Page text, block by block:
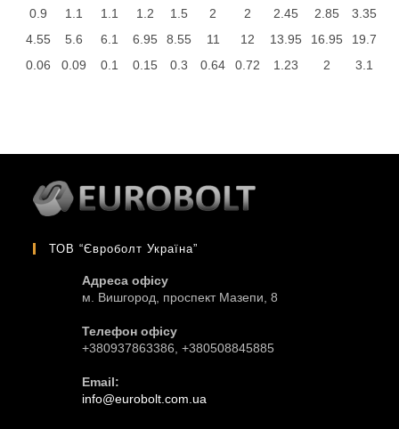
0.9
1.1 1.1 1.2 1.5 2 2 2.45 2.85
3.35
4.55
5.6 6.1 6.95 8.55 11 12 13.95 16.95
19.7
0.06
0.09 0.1 0.15 0.3 0.64 0.72 1.23 2 3.1
ТОВ “Євроболт Україна”
Адреса офісу
м. Вишгород, проспект Мазепи, 8
Телефон офісу
+380937863386, +380508845885
Email:
info@eurobolt.com.ua